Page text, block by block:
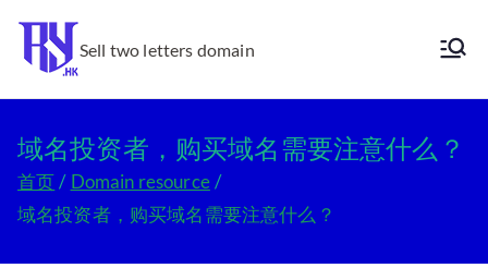
内
Ry.hk
Sell two letters domain
域名投资者，购买域名需要注意什么？
首页
Domain resource
域名投资者，购买域名需要注意什么？